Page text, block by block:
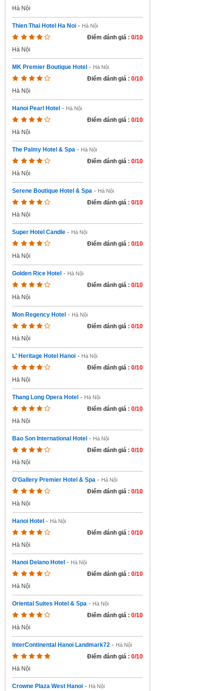
Hà Nội
Thien Thai Hotel Ha Noi - Hà Nội
Điểm đánh giá : 0/10
Hà Nội
MK Premier Boutique Hotel - Hà Nội
Điểm đánh giá : 0/10
Hà Nội
Hanoi Pearl Hotel - Hà Nội
Điểm đánh giá : 0/10
Hà Nội
The Palmy Hotel & Spa - Hà Nội
Điểm đánh giá : 0/10
Hà Nội
Serene Boutique Hotel & Spa - Hà Nội
Điểm đánh giá : 0/10
Hà Nội
Super Hotel Candle - Hà Nội
Điểm đánh giá : 0/10
Hà Nội
Golden Rice Hotel - Hà Nội
Điểm đánh giá : 0/10
Hà Nội
Mon Regency Hotel - Hà Nội
Điểm đánh giá : 0/10
Hà Nội
L' Heritage Hotel Hanoi - Hà Nội
Điểm đánh giá : 0/10
Hà Nội
Thang Long Opera Hotel - Hà Nội
Điểm đánh giá : 0/10
Hà Nội
Bao Son International Hotel - Hà Nội
Điểm đánh giá : 0/10
Hà Nội
O'Gallery Premier Hotel & Spa - Hà Nội
Điểm đánh giá : 0/10
Hà Nội
Hanoi Hotel - Hà Nội
Điểm đánh giá : 0/10
Hà Nội
Hanoi Delano Hotel - Hà Nội
Điểm đánh giá : 0/10
Hà Nội
Oriental Suites Hotel & Spa - Hà Nội
Điểm đánh giá : 0/10
Hà Nội
InterContinental Hanoi Landmark72 - Hà Nội
Điểm đánh giá : 0/10
Hà Nội
Crowne Plaza West Hanoi - Hà Nội